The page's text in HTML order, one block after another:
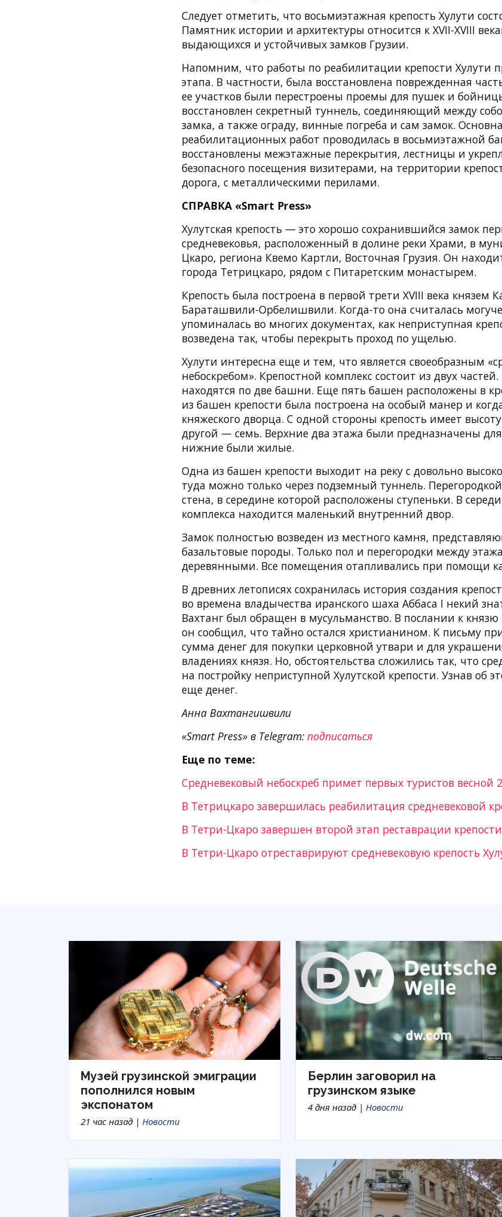
Следует отметить, что восьмиэтажная крепость Хулути
Памятник истории и архитектуры относится к XVII-XVIII
выдающихся и устойчивых замков Грузии.
Напомним, что работы по реабилитации крепости Хулути
этапа. В частности, была восстановлена ​​поврежденная
ее участков были перестроены проемы для пушек и
восстановлен секретный туннель, соединяющий между
замка, а также ограду, винные погреба и сам замок.
реабилитационных работ проводилась в восьмиэтажной
восстановлены межэтажные перекрытия, лестницы и
безопасного посещения визитерами, на территории
дорога, с металлическими перилами.
СПРАВКА «Smart Press»
Хулутская крепость — это хорошо сохранившийся замок
средневековья, расположенный в долине реки Храми, в
Цкаро, региона Квемо Картли, Восточная Грузия. Он
города Тетрицкаро, рядом с Питаретским монастырем.
Крепость была построена в первой трети XVIII века князем
Бараташвили-Орбелишвили. Когда-то она считалась
упоминалась во многих документах, как неприступная
возведена так, чтобы перекрыть проход по ущелью.
Хулути интересна еще и тем, что является своеобразным
небоскребом». Крепостной комплекс состоит из двух
находятся по две башни. Еще пять башен расположены в
из башен крепости была построена на особый манер и
княжеского дворца. С одной стороны крепость имеет
другой — семь. Верхние два этажа были предназначены
нижние были жилые.
Одна из башен крепости выходит на реку с довольно
туда можно только через подземный туннель.
стена, в середине которой расположены ступеньки. В
комплекса находится маленький внутренний двор.
Замок полностью возведен из местного камня,
базальтовые породы. Только пол и перегородки между
деревянными. Все помещения отапливались при помощи
В древних летописях сохранилась история создания
во времена владычества иранского шаха Аббаса I некий
Вахтанг был обращен в мусульманство. В послании к
он сообщил, что тайно остался христианином. К письму
сумма денег для покупки церковной утвари и для
владениях князя. Но, обстоятельства сложились так, что
на постройку неприступной Хулутской крепости. Узнав об
еще денег.
Анна Вахтангишвили
«Smart Press» в Telegram: подписаться
Еще по теме:
Средневековый небоскреб примет первых туристов весной
В Тетрицкаро завершилась реабилитация средневековой
В Тетри-Цкаро завершен второй этап реставрации
В Тетри-Цкаро отреставрируют средневековую крепость
Музей грузинской эмиграции
пополнился новым
экспонатом
21 час назад | Новости
Берлин заговорил на
грузинском языке
4 дня назад | Новости